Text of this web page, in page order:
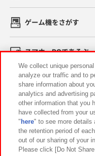
ゲーム機をさがす
スマホ・PCであそぶ
イベント・キャンペーン
関連会社 サス
プライバシーポリシー
We collect unique
analyze our traffic and to
share information about
analytics and advertising
other information that you
have collected from your
" here" to see more details
the retention period of
out of our sharing of your
Please click [Do Not